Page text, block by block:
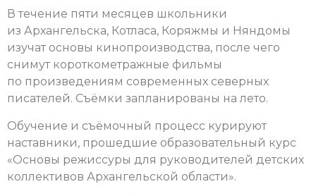
В течение пяти месяцев школьники
из Архангельска, Котласа, Коряжмы и Няндомы
изучат основы кинопроизводства, после чего
снимут короткометражные фильмы
по произведениям современных северных
писателей. Съёмки запланированы на лето.
Обучение и съёмочный процесс курируют
наставники, прошедшие образовательный курс
«Основы режиссуры для руководителей детских
коллективов Архангельской области».